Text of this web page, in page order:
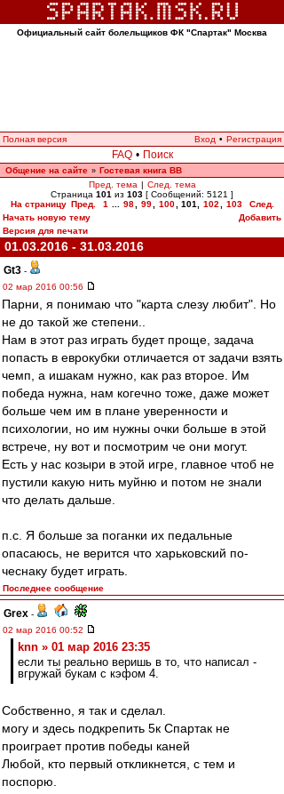
Официальный сайт болельщиков ФК "Спартак" Москва
Полная версия Вход • Регистрация
FAQ • Поиск
Общение на сайте » Гостевая книга ВВ
Пред. тема | След. тема
Страница 101 из 103 [ Сообщений: 5121 ]
На страницу Пред. 1 98 99 100 101 102 103
След.
Начать новую тему
Добавить
Версия для печати
01.03.2016 - 31.03.2016
Gt3 -
02 мар 2016 00:56
Парни, я понимаю что "карта слезу любит". Но
не до такой же степени..
Нам в этот раз играть будет проще, задача
попасть в еврокубки отличается от задачи взять
чемп, а ишакам нужно, как раз второе. Им
победа нужна, нам когечно тоже, даже может
больше чем им в плане уверенности и
психологии, но им нужны очки больше в этой
встрече, ну вот и посмотрим че они могут.
Есть у нас козыри в этой игре, главное чтоб не
пустили какую нить муйню и потом не знали
что делать дальше.
п.с. Я больше за поганки их педальные
опасаюсь, не верится что харьковский по-
чеснаку будет играть.
Последнее сообщение
Grex -
02 мар 2016 00:52
knn » 01 мар 2016 23:35
если ты реально веришь в то, что написал -
вгружай букам с кэфом 4.
Собственно, я так и сделал.
могу и здесь подкрепить 5к Спартак не
проиграет против победы каней
Любой, кто первый откликнется, с тем и
поспорю.